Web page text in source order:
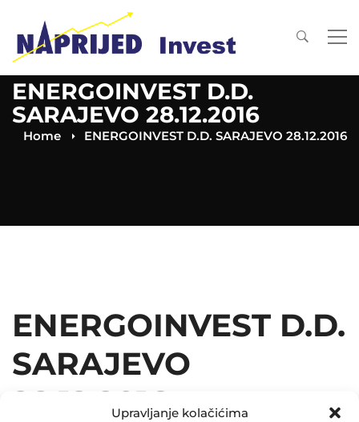
Upravljanje kolačićima
ENERGOINVEST D.D.
SARAJEVO 28.12.2016
Home ENERGOINVEST D.D. SARAJEVO 28.12.2016
ENERGOINVEST D.D.
SARAJEVO
28.12.2016